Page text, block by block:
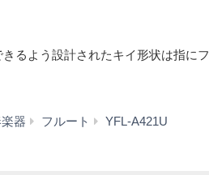
るよう設計されたキイ形状は指に
器 フルート YFL-A421U